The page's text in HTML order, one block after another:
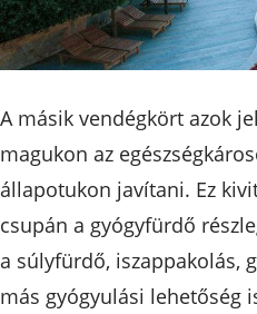
A másik vendégkört azok
magukon az
állapotukon javítani. Ez
csupán a gyógyfürdő
a súlyfürdő, iszappakolás,
más gyógyulási lehetőség